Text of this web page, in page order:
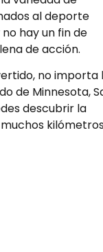
al deporte
hay un fin de
de acción.
no importa
de Minnesota,
descubrir la